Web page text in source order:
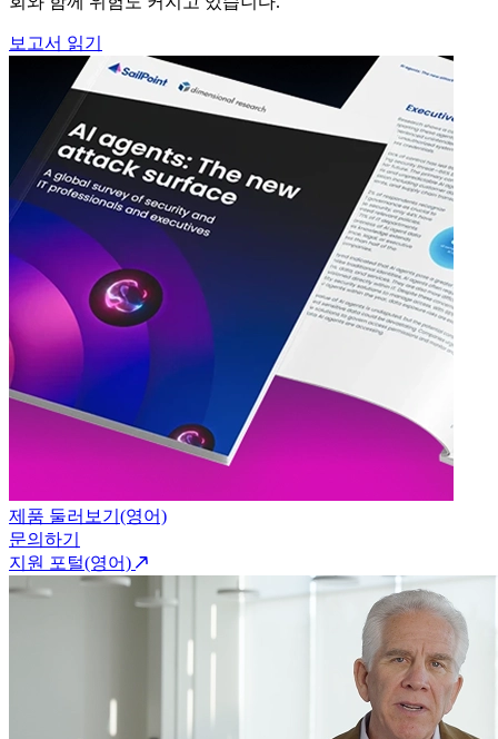
보고서 읽기
제품 둘러보기(영어)
문의하기
지원 포털(영어)